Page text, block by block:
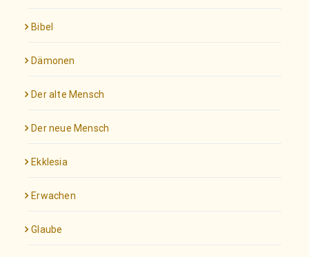
Bibel
Dämonen
Der alte Mensch
Der neue Mensch
Ekklesia
Erwachen
Glaube